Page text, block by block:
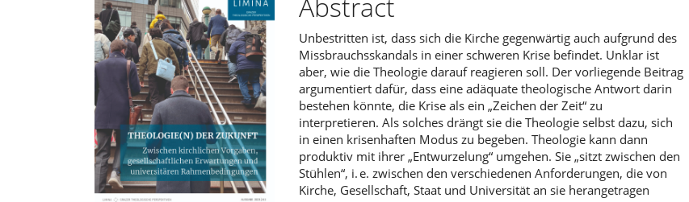
Abstract
Unbestritten ist, dass sich die Kirche gegenwärtig auch aufgrund des
Missbrauchsskandals in einer schweren Krise befindet. Unklar ist
aber, wie die Theologie darauf reagieren soll. Der vorliegende Beitrag
argumentiert dafür, dass eine adäquate theologische Antwort darin
bestehen könnte, die Krise als ein „Zeichen der Zeit“ zu
interpretieren. Als solches drängt sie die Theologie selbst dazu, sich
in einen krisenhaften Modus zu begeben. Theologie kann dann
produktiv mit ihrer „Entwurzelung“ umgehen. Sie „sitzt zwischen den
Stühlen“, i. e. zwischen den verschiedenen Anforderungen, die von
Kirche, Gesellschaft, Staat und Universität an sie herangetragen